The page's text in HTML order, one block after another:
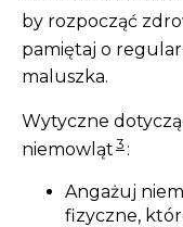
by rozpocząć
pamiętaj o
maluszka.
Wytyczne
niemowląt3 :
Angażuj
fizyczne,